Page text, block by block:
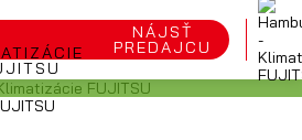
NÁJSŤ
PREDAJCU
WOYA-100KLT